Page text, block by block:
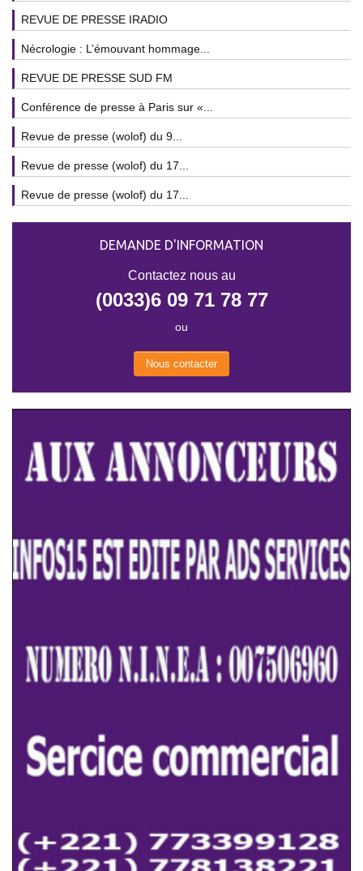
REVUE DE PRESSE IRADIO
Nécrologie : L’émouvant hommage...
REVUE DE PRESSE SUD FM
Conférence de presse à Paris sur «...
Revue de presse (wolof) du 9...
Revue de presse (wolof) du 17...
Revue de presse (wolof) du 17...
DEMANDE D'INFORMATION
Contactez nous au
(0033)6 09 71 78 77
ou
Nous contacter